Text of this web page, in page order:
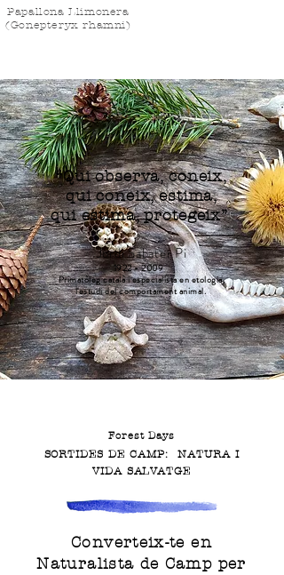
Papallona Llimonera
(Gonepteryx rhamni)
“Qui observa, coneix,
qui coneix, estima,
qui estima, protegeix”
Jordi Sabater Pi
1922 - 2009
Primatòleg català i especialista en etologia,
l'estudi del comportament animal.
Forest Days
SORTIDES DE CAMP: NATURA I
VIDA SALVATGE
Converteix-te en
Naturalista de Camp per